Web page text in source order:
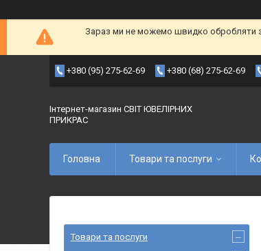
Зараз ми не можемо швидко обробляти
+380 (95) 275-62-69 +380 (68) 275-62-69
Інтернет-магазин СВІТ ЮВЕЛІРНИХ
ПРИКРАС
Головна Товари та послуги
Товари та послуги